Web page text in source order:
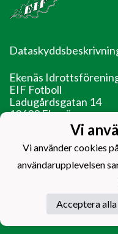
Ekenäs
EIF Fotboll
Ladugårdsgatan 14
10600 Ekenäs
EIF - Laget före jaget!
Powered by
Vi
Vi använder cookies
användarupplevelsen
Acceptera alla